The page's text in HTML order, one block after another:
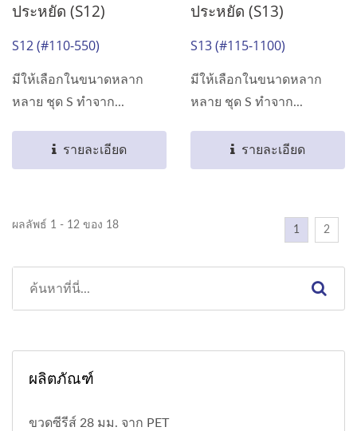
ประหยัด (S12)
S12 (#110-550)
มีให้เลือกในขนาดหลาก
หลาย ชุด S ทำจาก...
รายละเอียด
ประหยัด (S13)
S13 (#115-1100)
มีให้เลือกในขนาดหลาก
หลาย ชุด S ทำจาก...
รายละเอียด
ผลลัพธ์ 1 - 12 ของ 18 1 2
ผลิตภัณฑ์
ขวดซีรีส์ 28 มม. จาก PET